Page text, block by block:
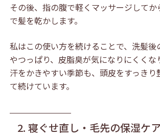
その後、指の腹で軽くマッサージしてか
で髪を乾かします。
私はこの使い方を続けることで、洗髪後
やつっぱり、皮脂臭が気になりにくくな
汗をかきやすい季節も、頭皮をすっきり
て続けています。
2. 寝ぐせ直し・毛先の保湿ケア